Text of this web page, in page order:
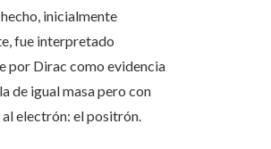
inicialmente
fue interpretado
por Dirac como evidencia
de igual masa pero con
electrón: el positrón.